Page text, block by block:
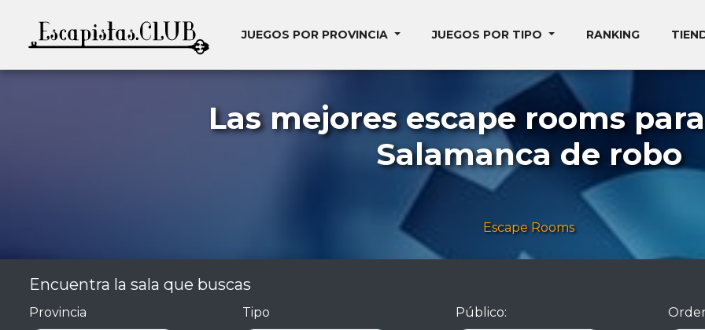
JUEGOS POR PROVINCIA JUEGOS POR TIPO RANKING
Las mejores escape rooms
Salamanca de robo
Escape Rooms
Encuentra la sala que buscas
Provincia Tipo Público: